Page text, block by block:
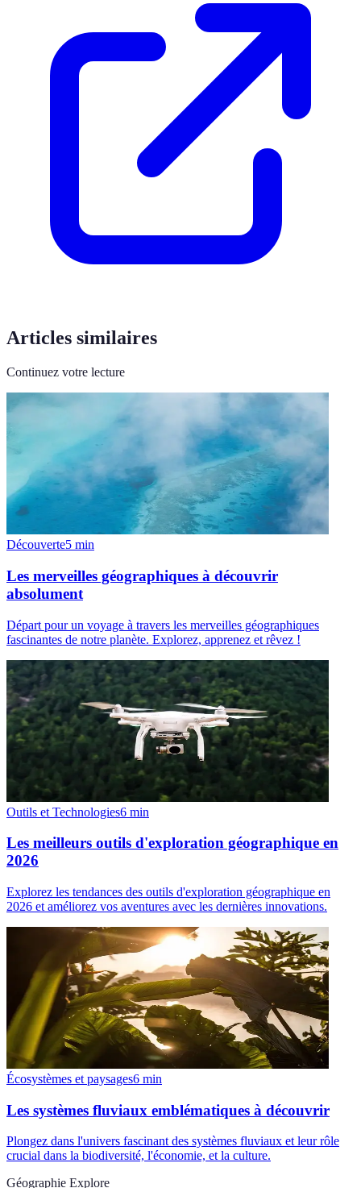
Articles similaires
Continuez votre lecture
Découverte5 min
Les merveilles géographiques à découvrir
absolument
Départ pour un voyage à travers les merveilles géographiques
fascinantes de notre planète. Explorez, apprenez et rêvez !
Outils et Technologies6 min
Les meilleurs outils d'exploration géographique en
2026
Explorez les tendances des outils d'exploration géographique en
2026 et améliorez vos aventures avec les dernières innovations.
Écosystèmes et paysages6 min
Les systèmes fluviaux emblématiques à découvrir
Plongez dans l'univers fascinant des systèmes fluviaux et leur rôle
crucial dans la biodiversité, l'économie, et la culture.
Géographie Explore